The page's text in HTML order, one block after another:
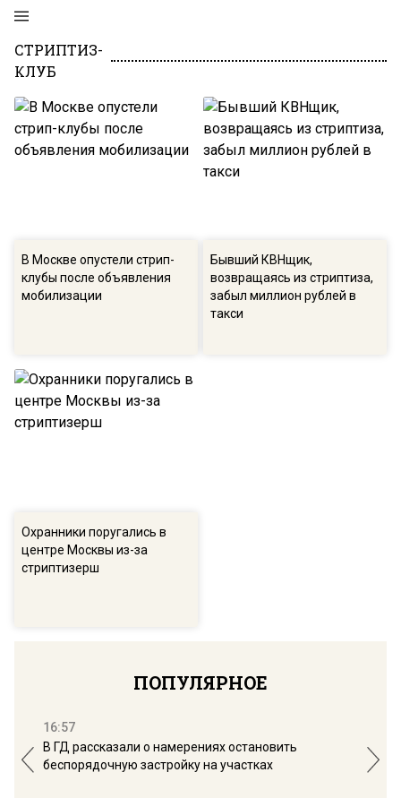
СТРИПТИЗ-
КЛУБ
В Москве опустели стрип-
клубы после объявления
мобилизации
Бывший КВНщик,
возвращаясь из стриптиза,
забыл миллион рублей в
такси
Охранники поругались в
центре Москвы из-за
стриптизерш
ПОПУЛЯРНОЕ
16:57
В ГД рассказали о намерениях остановить
беспорядочную застройку на участках